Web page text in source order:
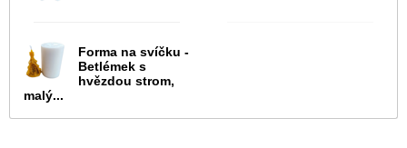
Forma na svíčku -
Betlémek s
hvězdou strom,
malý...